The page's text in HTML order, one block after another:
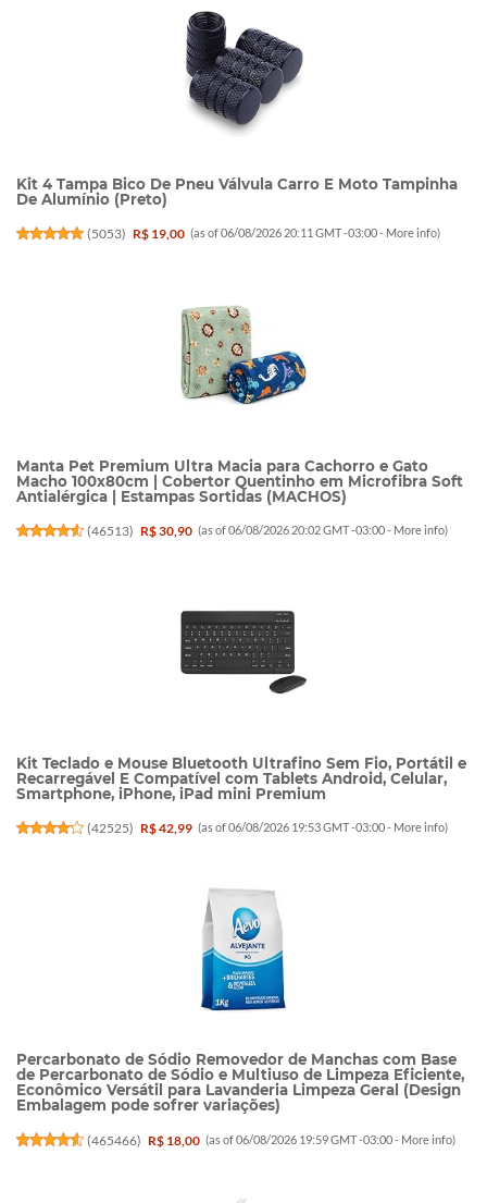
Kit 4 Tampa Bico De Pneu Válvula Carro E Moto Tampinha
De Alumínio (Preto)
(5053) R$ 19,00 (as of 06/08/2026 20:11 GMT -03:00 - More info)
Manta Pet Premium Ultra Macia para Cachorro e Gato
Macho 100x80cm | Cobertor Quentinho em Microfibra Soft
Antialérgica | Estampas Sortidas (MACHOS)
(46513) R$ 30,90 (as of 06/08/2026 20:02 GMT -03:00 - More info)
Kit Teclado e Mouse Bluetooth Ultrafino Sem Fio, Portátil e
Recarregável E Compatível com Tablets Android, Celular,
Smartphone, iPhone, iPad mini Premium
(42525) R$ 42,99 (as of 06/08/2026 19:53 GMT -03:00 - More info)
Percarbonato de Sódio Removedor de Manchas com Base
de Percarbonato de Sódio e Multiuso de Limpeza Eficiente,
Econômico Versátil para Lavanderia Limpeza Geral (Design
Embalagem pode sofrer variações)
(465466) R$ 18,00 (as of 06/08/2026 19:59 GMT -03:00 - More info)